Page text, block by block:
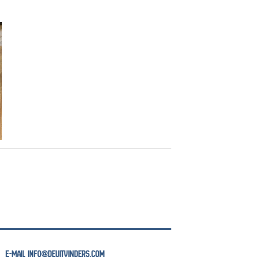
E-MAIL INFO@DEUITVINDERS.COM